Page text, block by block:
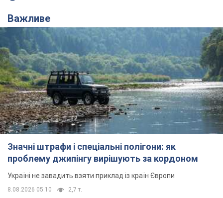
Важливе
Значні штрафи і спеціальні полігони: як
проблему джипінгу вирішують за кордоном
Україні не завадить взяти приклад із країн Європи
8.08.2026 05:10 2,7 т.